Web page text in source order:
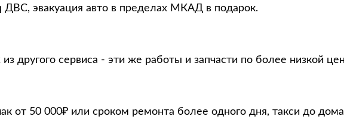
ДВС, эвакуация авто в пределах МКАД в подарок.
из другого сервиса - эти же работы и запчасти по более низкой
от 50 000₽ или сроком ремонта более одного дня, такси до